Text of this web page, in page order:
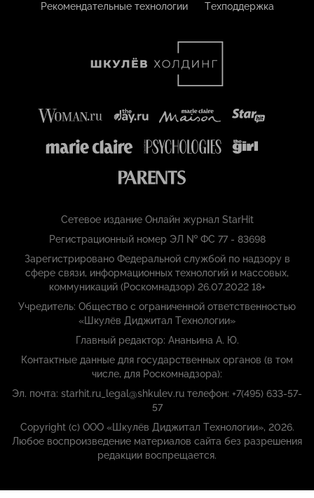
Рекомендательные технологии
Техподдержка
Сетевое издание Онлайн журнал StarHit
Регистрационный номер ЭЛ № ФС 77 - 83698
Зарегистрировано Федеральной службой по надзору в
сфере связи, информационных технологий и массовых,
коммуникаций (Роскомнадзор) 26.07.2022 18+
Учредитель: Общество с ограниченной ответственностью
«Шкулёв Диджитал Технологии»
Главный редактор: Ананьина А. Ю.
Контактные данные для государственных органов (в том
числе, для Роскомнадзора):
Эл. почта: starhit.ru_legal@shkulev.ru телефон: +7(495) 633-57-
57
Copyright (с) ООО «Шкулёв Диджитал Технологии», 2026.
Любое воспроизведение материалов сайта без разрешения
редакции воспрещается.